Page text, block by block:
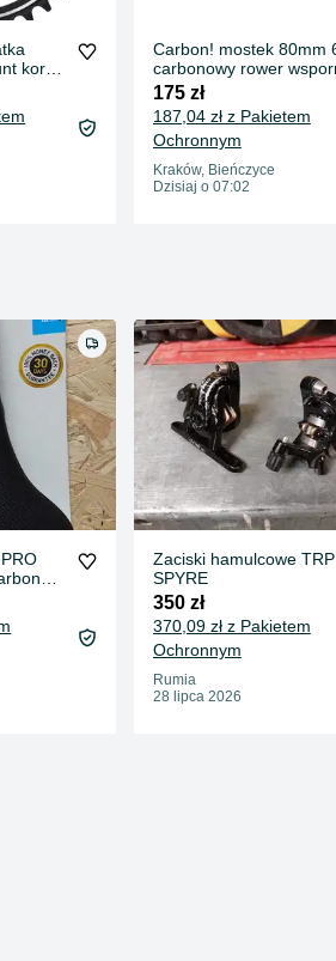
korba
Carbon! mostek 80mm
carbonowy rower
80 mm 8 cm gravel
175 zł
187,04 zł z Pakietem
Ochronnym
Kraków, Bieńczyce
Dzisiaj o 07:02
Zaciski hamulcowe TRP
SPYRE
350 zł
370,09 zł z Pakietem
Ochronnym
Rumia
28 lipca 2026